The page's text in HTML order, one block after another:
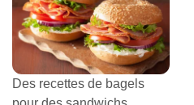
Des recettes de bagels